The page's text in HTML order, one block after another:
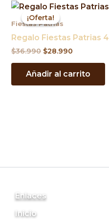
¡Oferta!
¡Oferta!
Fiestas Patrias
Regalo Fiestas Patrias 4
$36.990
El
precio
original
$36.990.
$28.990
El
$28.990.
Añadir al carrito
Enlaces
Inicio